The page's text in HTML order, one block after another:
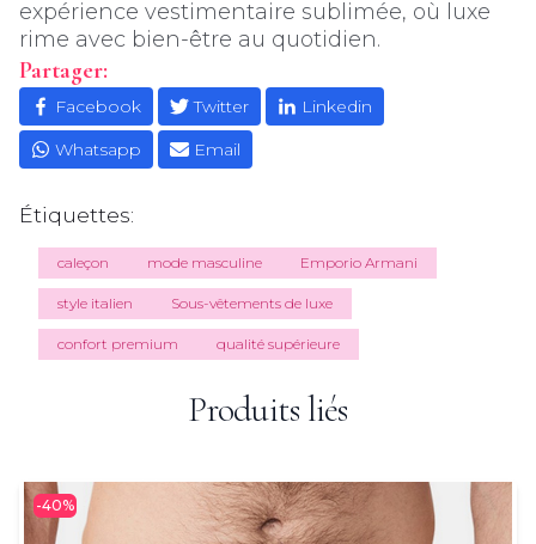
expérience vestimentaire sublimée, où luxe
rime avec bien-être au quotidien.
Partager:
Facebook Twitter
Linkedin
Whatsapp
Email
Étiquettes:
caleçon mode masculine Emporio Armani
style italien Sous-vêtements de luxe
confort premium qualité supérieure
Produits liés
-40%